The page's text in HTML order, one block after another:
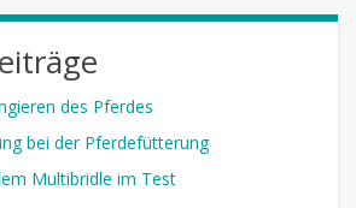
des Pferdes
bei der Pferdefütterung
Multibridle im Test